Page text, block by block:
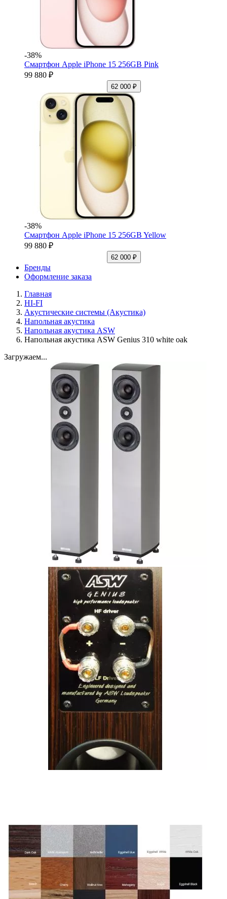
-38%
Смартфон Apple iPhone 15 256GB Pink
99 880 ₽
62 000 ₽
-38%
Смартфон Apple iPhone 15 256GB Yellow
99 880 ₽
62 000 ₽
Бренды
Оформление заказа
Главная
HI-FI
Акустические системы (Акустика)
Напольная акустика
Напольная акустика ASW
Напольная акустика ASW Genius 310 white oak
Загружаем...